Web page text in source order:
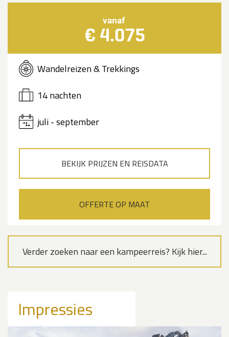
vanaf
€ 4.075
Wandelreizen & Trekkings
14 nachten
juli - september
BEKIJK PRIJZEN EN REISDATA
OFFERTE OP MAAT
Verder zoeken naar een kampeerreis? Kijk hier...
Impressies